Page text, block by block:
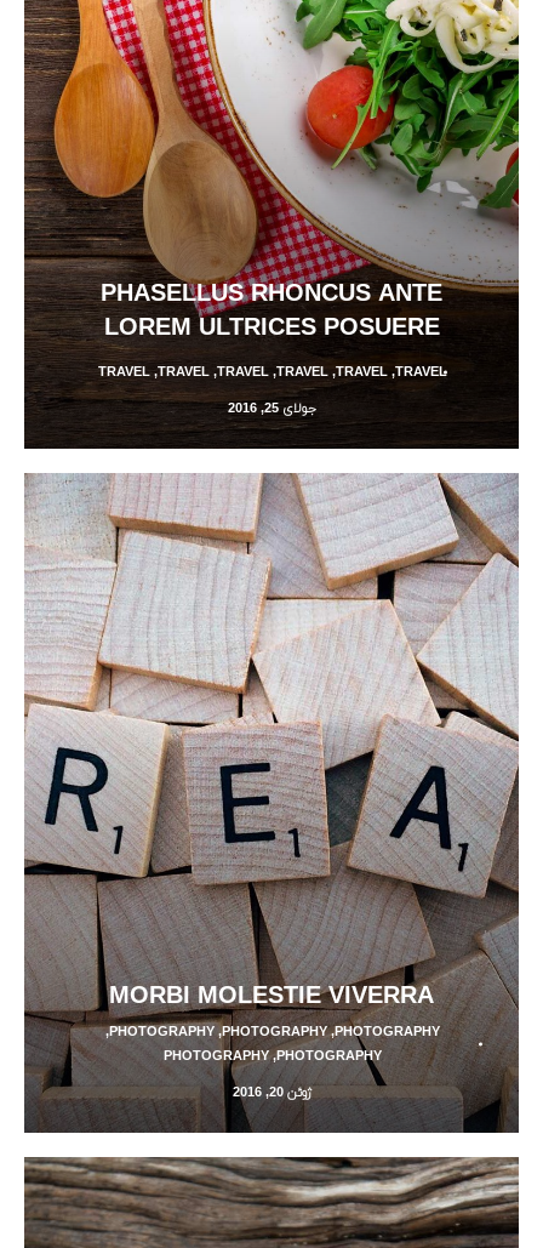
PHASELLUS RHONCUS ANTE
LOREM ULTRICES POSUERE
TRAVEL
,
TRAVEL
,
TRAVEL
,
TRAVEL
,
TRAVEL
,
TRAVEL
جولای 25, 2016
MORBI MOLESTIE VIVERRA
PHOTOGRAPHY
,
PHOTOGRAPHY
,
PHOTOGRAPHY
,
PHOTOGRAPHY
,
PHOTOGRAPHY
ژوئن 20, 2016